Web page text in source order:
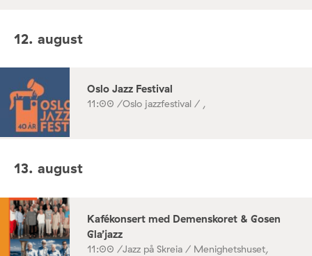
12. august
Oslo Jazz Festival
11:00 /Oslo jazzfestival / ,
13. august
Kafékonsert med Demenskoret & Gosen
Gla’jazz
11:00 /Jazz på Skreia / Menighetshuset,